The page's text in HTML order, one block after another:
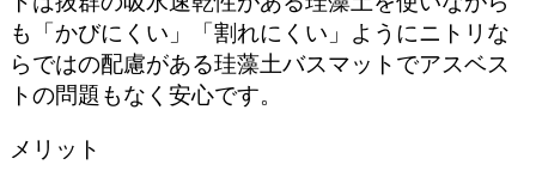
も「かびにくい」「割れにくい」ようにニトリな
らではの配慮がある珪藻土バスマットでアスベス
トの問題もなく安心です。
メリット